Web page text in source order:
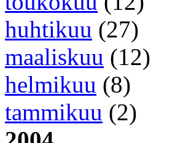
huhtikuu (27)
maaliskuu (12)
helmikuu (8)
tammikuu (2)